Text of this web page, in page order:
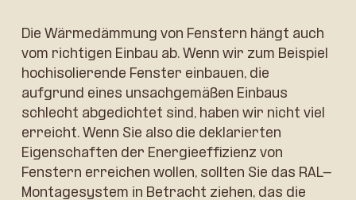
Die Wärmedämmung von Fenstern hängt auch
vom richtigen Einbau ab. Wenn wir zum Beispiel
hochisolierende Fenster einbauen, die
aufgrund eines unsachgemäßen Einbaus
schlecht abgedichtet sind, haben wir nicht viel
erreicht. Wenn Sie also die deklarierten
Eigenschaften der Energieeffizienz von
Fenstern erreichen wollen, sollten Sie das RAL-
Montagesystem in Betracht ziehen, das die